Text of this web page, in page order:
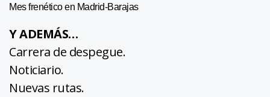
Mes frenético en Madrid-Barajas
Y ADEMÁS…
Carrera de despegue.
Noticiario.
Nuevas rutas.